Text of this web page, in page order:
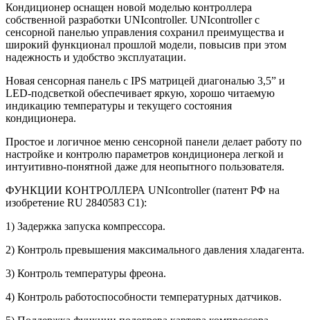
Кондиционер оснащен новой моделью контроллера
собственной разработки UNIcontroller. UNIcontroller с
сенсорной панелью управления сохранил преимущества и
широкий функционал прошлой модели, повысив при этом
надежность и удобство эксплуатации.
Новая сенсорная панель с IPS матрицей диагональю 3,5” и
LED-подсветкой обеспечивает яркую, хорошо читаемую
индикацию температуры и текущего состояния
кондиционера.
Простое и логичное меню сенсорной панели делает работу по
настройке и контролю параметров кондиционера легкой и
интуитивно-понятной даже для неопытного пользователя.
ФУНКЦИИ КОНТРОЛЛЕРА UNIcontroller (патент РФ на
изобретение RU 2840583 C1):
1) Задержка запуска компрессора.
2) Контроль превышения максимального давления хладагента.
3) Контроль температуры фреона.
4) Контроль работоспособности температурных датчиков.